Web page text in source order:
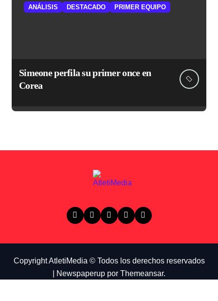
ANÁLISIS DESTACADO PRIMER EQUIPO
Simeone perfila su primer once en
Corea
Copyright AtletiMedia © Todos los derechos reservados
Newspaperup por Themeansar.